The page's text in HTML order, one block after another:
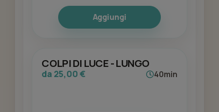
Aggiungi
COLPI DI LUCE - LUNGO
da 25,00 € 40min